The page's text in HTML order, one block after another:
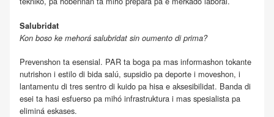
Salubridat
Kon boso ke mehorá salubridat sin oumento di prima?
Prevenshon ta esensial. PAR ta boga pa mas informashon tokante
nutrishon i estilo di bida salú, supsidio pa deporte i moveshon, i
lantamentu di tres sentro di kuido pa hisa e aksesibilidat. Banda di
esei ta hasi esfuerso pa mihó infrastruktura i mas spesialista pa
eliminá eskases.